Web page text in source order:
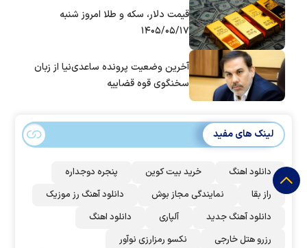
قیمت دلار، سکه و طلا امروز شنبه
۱۴۰۵/۰۵/۱۷
آخرین وضعیت پرونده ساعدی‌نیا از زبان
سخنگوی قوه قضاییه
لینک های مفید
دانلود اهنگ خرید بیت کوین
پنجره دوجداره
راز بقا
نمایندگی مجاز بوش
دانلود آهنگ رز‌ موزیک
دانلود آهنگ جدید
آلپاری
دانلود اهنگ
رزرو هتل خارجی
نکسو رمزارزی نوآور